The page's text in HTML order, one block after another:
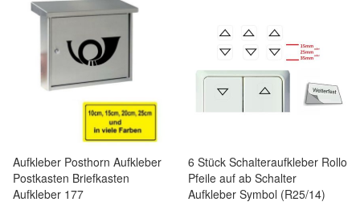
Aufkleber Posthorn Aufkleber
Postkasten Briefkasten
Aufkleber 177
6 Stück Schalteraufkleber Rollo
Pfeile auf ab Schalter
Aufkleber Symbol (R25/14)